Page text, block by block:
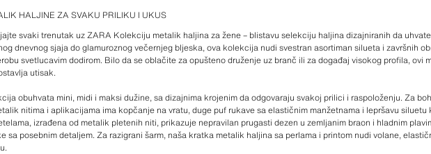
HALJINE ZA SVAKU PRILIKU I UKUS
svaki trenutak uz ZARA Kolekciju metalik haljina za žene – blistavu selekciju haljina dizajniranih da
dnevnog sjaja do glamuroznog večernjeg bljeska, ova kolekcija nudi svestran asortiman silueta i završnih
svetlucavim dodirom. Bilo da se oblačite za opušteno druženje uz branč ili za događaj visokog profila, ovi
utisak.
obuhvata mini, midi i maksi dužine, sa dizajnima krojenim da odgovaraju svakoj prilici i raspoloženju. Za
nitima i aplikacijama ima kopčanje na vratu, duge puf rukave sa elastičnim manžetnama i lepršavu
izrađena od metalik pletenih niti, prikazuje nepravilan prugasti dezen u zemljanim braon i hladnim
sa posebnim detaljem. Za razigrani šarm, naša kratka metalik haljina sa perlama i printom nudi volane,